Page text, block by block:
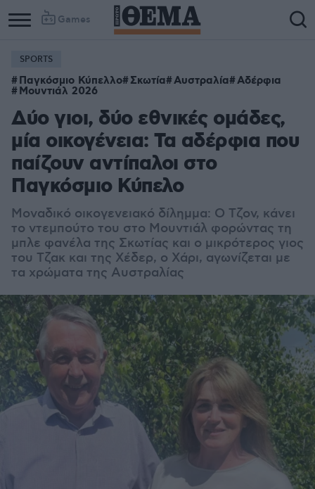
Games
SPORTS
Παγκόσμιο Κύπελλο Σκωτία Αυστραλία Αδέρφια
Μουντιάλ 2026
Δύο γιοι, δύο εθνικές ομάδες,
μία οικογένεια: Τα αδέρφια που
παίζουν αντίπαλοι στο
Παγκόσμιο Κύπελο
Μοναδικό οικογενειακό δίλημμα: Ο Τζον, κάνει
το ντεμπούτο του στο Μουντιάλ φορώντας τη
μπλε φανέλα της Σκωτίας και ο μικρότερος γιος
του Τζακ και της Χέδερ, ο Χάρι, αγωνίζεται με
τα χρώματα της Αυστραλίας